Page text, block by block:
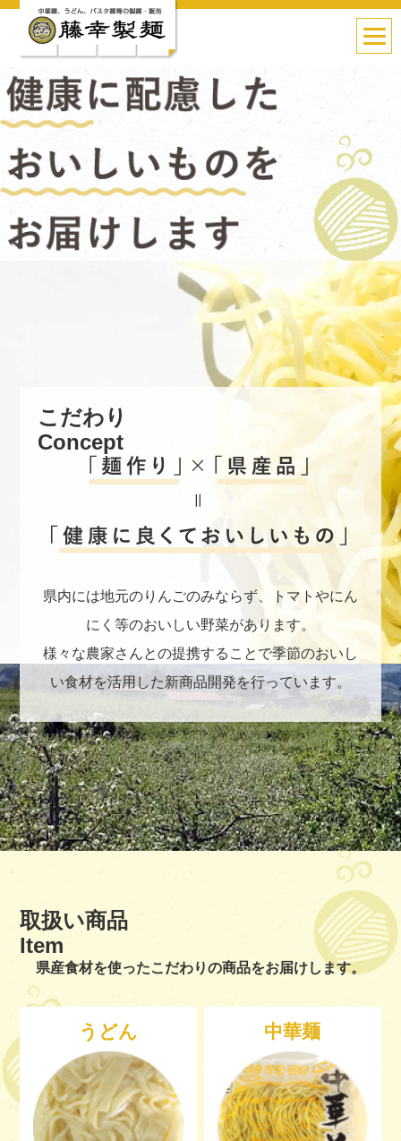
こだわり
Concept
県内には地元のりんごのみならず、トマトやにん
にく等のおいしい野菜があります。
様々な農家さんとの提携することで季節のおいし
い食材を活用した新商品開発を行っています。
取扱い商品
Item
県産食材を使ったこだわりの商品をお届けします。
うどん 中華麺